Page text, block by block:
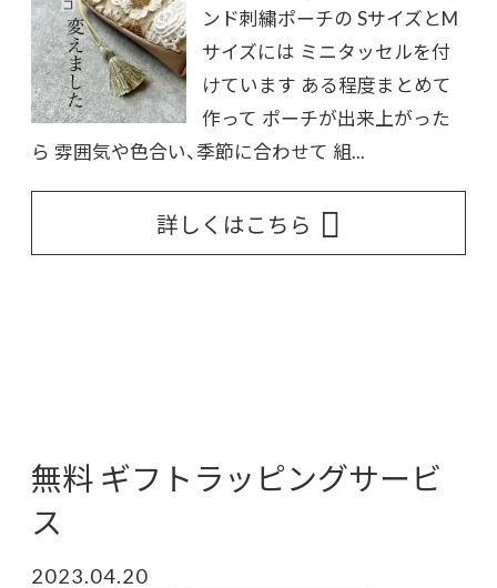
ンド刺繍ポーチの SサイズとM
サイズには ミニタッセルを付
けています ある程度まとめて
作って ポーチが出来上がった
ら 雰囲気や色合い、季節に合わせて 組...
詳しくはこちら
無料 ギフトラッピングサービ
ス
2023.04.20